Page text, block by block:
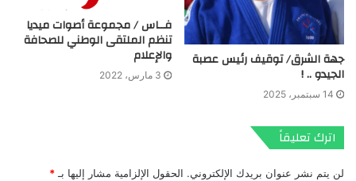
جهة الشرق/ توقيف رئيس عصبة
الجيدو .. !
14 سبتمبر، 2025
فــاس / مجموعة أصوات ميديا
تنظم الملتقى الوطني للصحافة
والإعلام
3 مارس، 2022
اترك تعليقاً
لن يتم نشر عنوان بريدك الإلكتروني. الحقول الإلزامية مشار إليها بـ *